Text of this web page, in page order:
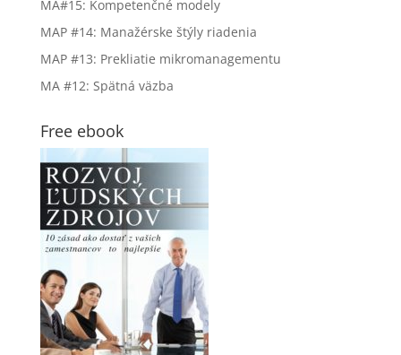
MA#15: Kompetenčné modely
MAP #14: Manažérske štýly riadenia
MAP #13: Prekliatie mikromanagementu
MA #12: Spätná väzba
Free ebook